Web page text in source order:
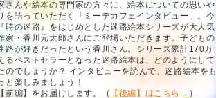
さんや絵本の専門家の方々に、絵本についての思いや
を語っていただく「ミーテカフェインタビュー」。今
時の迷路』をはじめとした迷路絵本シリーズが大人気
家・香川元太郎さんにご登場いただきます。子どもの
路が好きだったという香川さん。シリーズ累計170万
るベストセラーとなった迷路絵本は、どのようにして
のでしょうか？ インタビューを読んで、迷路絵本をも
と楽しみましょう！
前編】をお届けします。（
【後編】はこちら→ ）